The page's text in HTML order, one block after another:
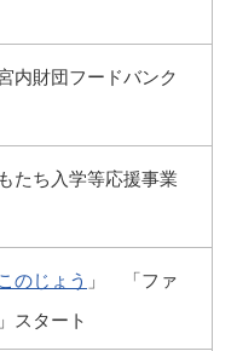
内財団フードバンク
たち入学等応援事業
のじょう 」 「ファ
スタート